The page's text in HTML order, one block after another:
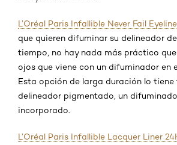
L’Oréal Paris Infallible Never Fail
que quieren difuminar su delineador
tiempo, no hay nada más práctico
ojos que viene con un difuminador en
Esta opción de larga duración lo tiene
delineador pigmentado, un
incorporado.
L’Oréal Paris Infallible Lacquer Liner